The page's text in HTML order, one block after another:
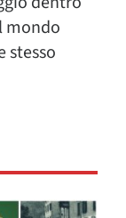
mondo
stesso